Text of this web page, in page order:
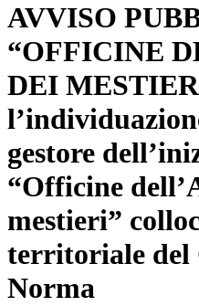
AVVISO
“OFFICINE
DEI
gestore
“Officine
mestieri”
territoriale del
Norma